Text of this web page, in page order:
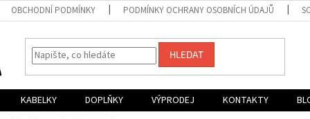
OBCHODNÍ PODMÍNKY PODMÍNKY OCHRANY OSOBNÍCH ÚDAJŮ
HLEDAT
KABELKY DOPLŇKY VÝPRODEJ KONTAKTY